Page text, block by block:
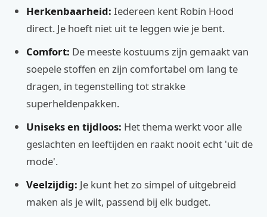
Herkenbaarheid: Iedereen kent Robin Hood
direct. Je hoeft niet uit te leggen wie je bent.
Comfort: De meeste kostuums zijn gemaakt van
soepele stoffen en zijn comfortabel om lang te
dragen, in tegenstelling tot strakke
superheldenpakken.
Uniseks en tijdloos: Het thema werkt voor alle
geslachten en leeftijden en raakt nooit echt 'uit de
mode'.
Veelzijdig: Je kunt het zo simpel of uitgebreid
maken als je wilt, passend bij elk budget.